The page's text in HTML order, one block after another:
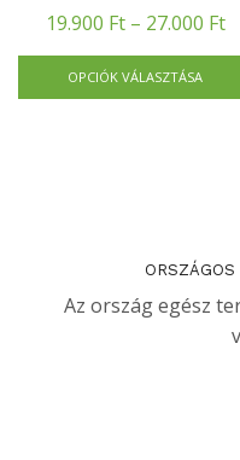
19.900 Ft– 27.000 Ft
OPCIÓK VÁLASZTÁSA
Az ország egész